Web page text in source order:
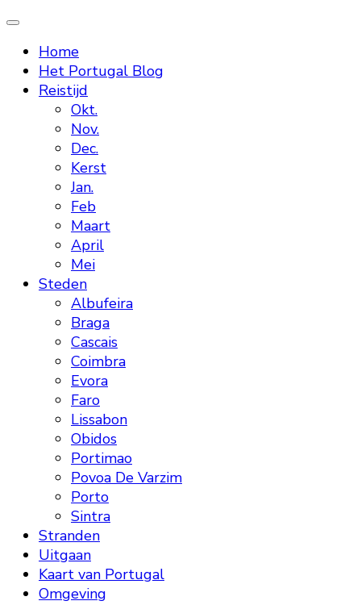
Home
Het Portugal Blog
Reistijd
Okt.
Nov.
Dec.
Kerst
Jan.
Feb
Maart
April
Mei
Steden
Albufeira
Braga
Cascais
Coimbra
Evora
Faro
Lissabon
Obidos
Portimao
Povoa De Varzim
Porto
Sintra
Stranden
Uitgaan
Kaart van Portugal
Omgeving